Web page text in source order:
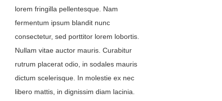
lorem fringilla pellentesque. Nam
fermentum ipsum blandit nunc
consectetur, sed porttitor lorem lobortis.
Nullam vitae auctor mauris. Curabitur
rutrum placerat odio, in sodales mauris
dictum scelerisque. In molestie ex nec
libero mattis, in dignissim diam lacinia.